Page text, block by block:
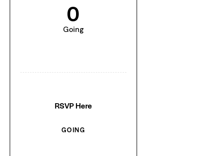
0
Going
RSVP Here
GOING